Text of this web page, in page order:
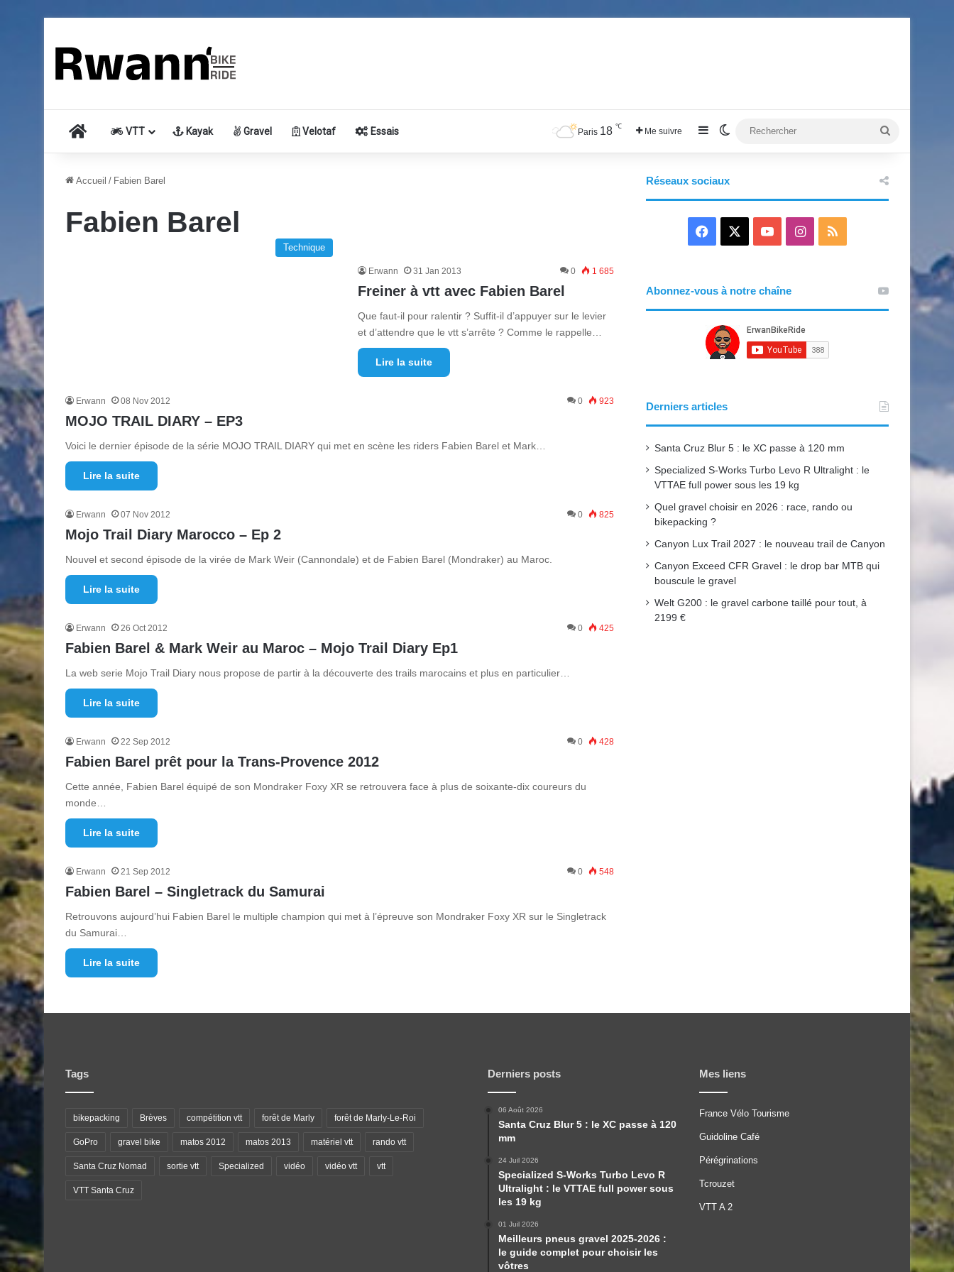
Accueil VTT Kayak Gravel Velotaf Essais Paris 18 ℃ Me suivre Sidebar (barre latérale)
Switch skin
Accueil / Fabien Barel
Fabien Barel
Technique
Erwann 31 Jan 2013 0 1 685
Freiner à vtt avec Fabien Barel
Que faut-il pour ralentir ? Suffit-il d’appuyer sur le levier
et d’attendre que le vtt s’arrête ? Comme le rappelle…
Lire la suite
Erwann 08 Nov 2012 0 923
MOJO TRAIL DIARY – EP3
Voici le dernier épisode de la série MOJO TRAIL DIARY qui met en scène les riders Fabien Barel et Mark…
Lire la suite
Erwann 07 Nov 2012 0 825
Mojo Trail Diary Marocco – Ep 2
Nouvel et second épisode de la virée de Mark Weir (Cannondale) et de Fabien Barel (Mondraker) au Maroc.
Lire la suite
Erwann 26 Oct 2012 0 425
Fabien Barel & Mark Weir au Maroc – Mojo Trail Diary Ep1
La web serie Mojo Trail Diary nous propose de partir à la découverte des trails marocains et plus en particulier…
Lire la suite
Erwann 22 Sep 2012 0 428
Fabien Barel prêt pour la Trans-Provence 2012
Cette année, Fabien Barel équipé de son Mondraker Foxy XR se retrouvera face à plus de soixante-dix coureurs du
monde…
Lire la suite
Erwann 21 Sep 2012 0 548
Fabien Barel – Singletrack du Samurai
Retrouvons aujourd’hui Fabien Barel le multiple champion qui met à l’épreuve son Mondraker Foxy XR sur le Singletrack
du Samurai…
Lire la suite
Réseaux sociaux
c
b
o
k
u
u
I
a
a
Abonnez-vous à notre chaîne
Derniers articles
Santa Cruz Blur 5 : le XC passe à 120 mm
Specialized S-Works Turbo Levo R Ultralight : le
VTTAE full power sous les 19 kg
Quel gravel choisir en 2026 : race, rando ou
bikepacking ?
Canyon Lux Trail 2027 : le nouveau trail de Canyon
Canyon Exceed CFR Gravel : le drop bar MTB qui
bouscule le gravel
Welt G200 : le gravel carbone taillé pour tout, à
2199 €
Tags
bikepacking Brèves compétition vtt forêt de Marly forêt de Marly-Le-Roi
GoPro gravel bike matos 2012 matos 2013 matériel vtt rando vtt
Santa Cruz Nomad sortie vtt Specialized vidéo vidéo vtt vtt
VTT Santa Cruz
Derniers posts
06 Août 2026
Santa Cruz Blur 5 : le XC passe à 120
mm
24 Juil 2026
Specialized S-Works Turbo Levo R
Ultralight : le VTTAE full power sous
les 19 kg
01 Juil 2026
Meilleurs pneus gravel 2025-2026 :
le guide complet pour choisir les
vôtres
Mes liens
France Vélo Tourisme
Guidoline Café
Pérégrinations
Tcrouzet
VTT A 2